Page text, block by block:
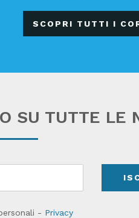
SCOPRI TUTTI I
SU TUTTE LE
- Privacy